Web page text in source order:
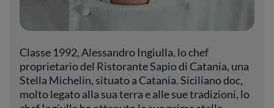
Classe 1992, Alessandro Ingiulla, lo chef
proprietario del Ristorante Sapio di Catania, una
Stella Michelin, situato a Catania. Siciliano doc,
molto legato alla sua terra e alle sue tradizioni, lo